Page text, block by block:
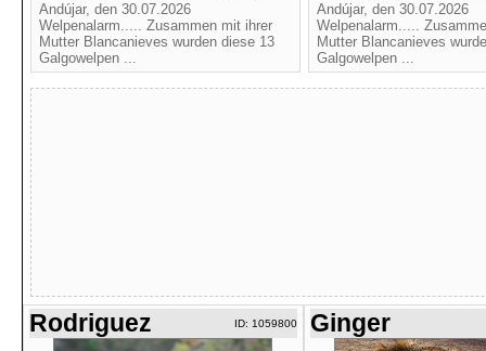
Andújar, den 30.07.2026
Welpenalarm..... Zusammen mit ihrer
Mutter Blancanieves wurden diese 13
Galgowelpen ...
Andújar, den 30.07.2026
Welpenalarm.....
Mutter Blancanieves
Galgowelpen ...
Rodriguez ID: 1059800 Ginger